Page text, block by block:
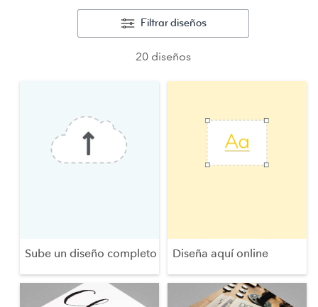
Filtrar diseños
20 diseños
Sube un diseño completo Diseña aquí online